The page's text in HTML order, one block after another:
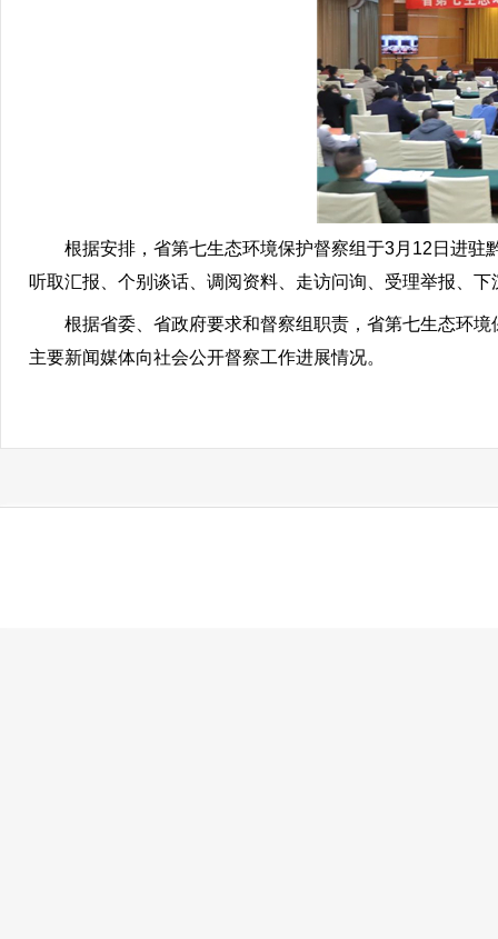
根据安排，省第七生态环境保护督察组于3月12日进驻
听取汇报、个别谈话、调阅资料、走访问询、受理举报、
根据省委、省政府要求和督察组职责，省第七生态环境
主要新闻媒体向社会公开督察工作进展情况。